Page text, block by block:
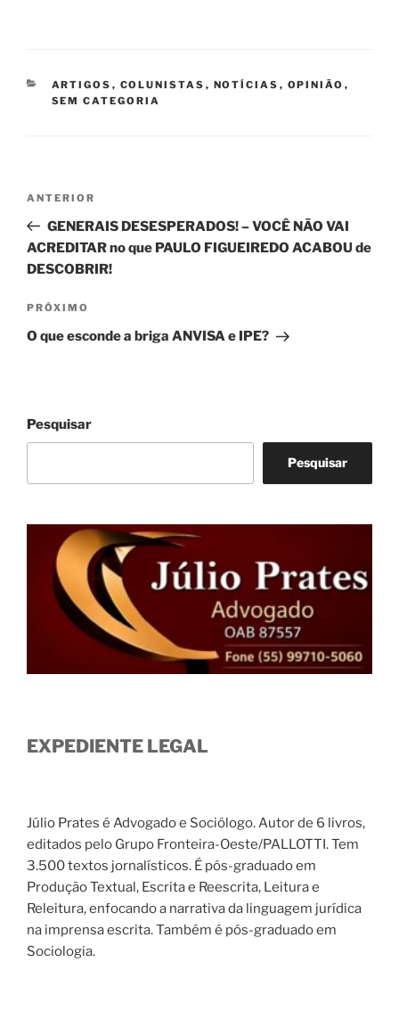
CATEGORIAS
ARTIGOS , COLUNISTAS , NOTÍCIAS , OPINIÃO ,
SEM CATEGORIA
Post
Post
anterior
ANTERIOR
GENERAIS DESESPERADOS! – VOCÊ NÃO VAI
ACREDITAR no que PAULO FIGUEIREDO ACABOU de
DESCOBRIR!
Próximo
post
PRÓXIMO
O que esconde a briga ANVISA e IPE?
Pesquisar
Pesquisar
EXPEDIENTE LEGAL
Júlio Prates é Advogado e Sociólogo. Autor de 6 livros,
editados pelo Grupo Fronteira-Oeste/PALLOTTI. Tem
3.500 textos jornalísticos. É pós-graduado em
Produção Textual, Escrita e Reescrita, Leitura e
Releitura, enfocando a narrativa da linguagem jurídica
na imprensa escrita. Também é pós-graduado em
Sociologia.